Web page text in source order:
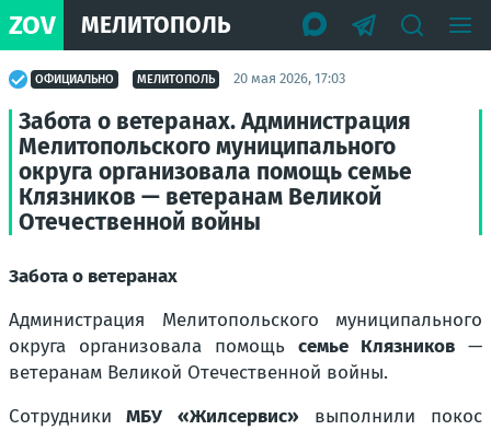
ZOV МЕЛИТОПОЛЬ
ОФИЦИАЛЬНО МЕЛИТОПОЛЬ 20 мая 2026, 17:03
Забота о ветеранах. Администрация
Мелитопольского муниципального
округа организовала помощь семье
Клязников — ветеранам Великой
Отечественной войны
Забота о ветеранах
Администрация Мелитопольского муниципального
округа организовала помощь семье Клязников —
ветеранам Великой Отечественной войны.
Сотрудники МБУ «Жилсервис» выполнили покос